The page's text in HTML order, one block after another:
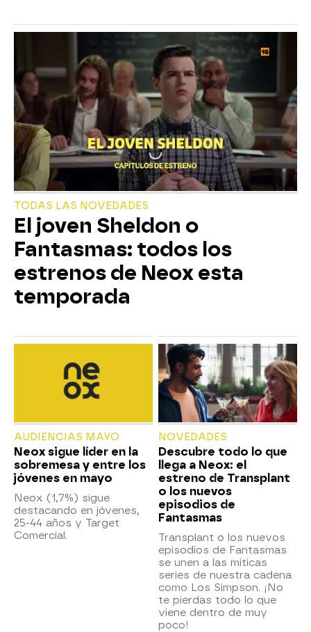
TODAS LAS NOVEDADES
El joven Sheldon o
Fantasmas: todos los
estrenos de Neox esta
temporada
AUDIENCIAS MAYO
Neox sigue líder en la
sobremesa y entre los
jóvenes en mayo
Neox (1,7%) sigue
destacando en jóvenes,
25-44 años y Target
Comercial.
NOVEDADES
Descubre todo lo que
llega a Neox: el
estreno de Transplant
o los nuevos
episodios de
Fantasmas
Transplant o los nuevos
episodios de Fantasmas
se unen a las míticas
series de nuestra cadena
como Los Simpson. ¡No
te pierdas todo lo que
viene dentro de muy
poco!